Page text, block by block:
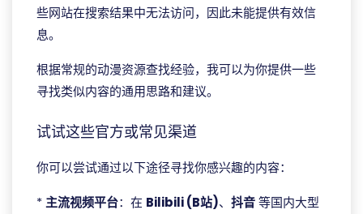
些网站在搜索结果中无法访问，因此未能提供有效信
息。
根据常规的动漫资源查找经验，我可以为你提供一些
寻找类似内容的通用思路和建议。
试试这些官方或常见渠道
你可以尝试通过以下途径寻找你感兴趣的内容：
*主流视频平台：在 Bilibili (B站)、 抖音等国内大型